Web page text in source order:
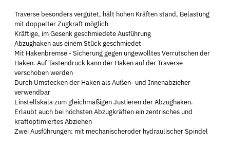
Traverse besonders vergütet, hält hohen Kräften stand, Belastung
mit doppelter Zugkraft möglich
Kräftige, im Gesenk geschmiedete Ausführung
Abzughaken aus einem Stück geschmiedet
Mit Hakenbremse - Sicherung gegen ungewolltes Verrutschen der
Haken. Auf Tastendruck kann der Haken auf der Traverse
verschoben werden
Durch Umstecken der Haken als Außen- und Innenabzieher
verwendbar
Einstellskala zum gleichmäßigen Justieren der Abzughaken.
Erlaubt auch bei höchsten Abzugkräften ein zentrisches und
kraftoptimiertes Abziehen
Zwei Ausführungen: mit mechanischeroder hydraulischer Spindel